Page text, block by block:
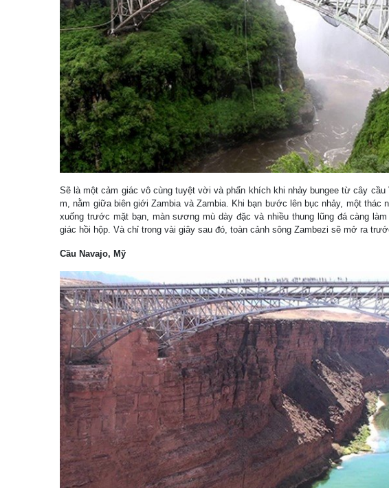
Sẽ là một cảm giác vô cùng tuyệt vời và phấn khích khi nhảy bungee từ cây cầu
m, nằm giữa biên giới Zambia và Zambia. Khi bạn bước lên bục nhảy, một thác
xuống trước mặt bạn, màn sương mù dày đặc và nhiều thung lũng đá càng
giác hồi hộp. Và chỉ trong vài giây sau đó, toàn cảnh sông Zambezi sẽ mở ra
Cầu Navajo, Mỹ